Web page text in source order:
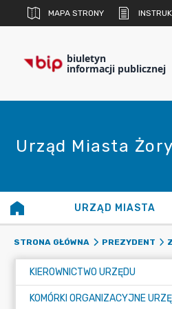
MAPA STRONY
biuletyn
informacji publicznej
Urząd Miasta Żory
URZĄD MIASTA
STRONA GŁÓWNA PREZYDENT
KIEROWNICTWO URZĘDU
KOMÓRKI ORGANIZACYJNE